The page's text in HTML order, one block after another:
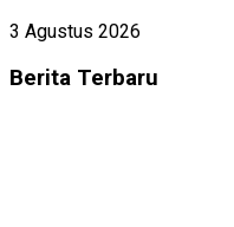
3 Agustus 2026
Berita Terbaru